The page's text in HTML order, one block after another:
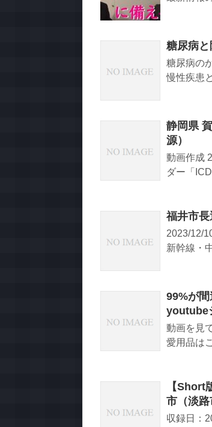
糖尿病
糖尿病の
慢性疾患
静岡県
源）
動画作成
ダー「
福井市
2023/12/
新幹線・
99%が
youtube
動画を見
愛用品は
【
市（淡路
収録日：